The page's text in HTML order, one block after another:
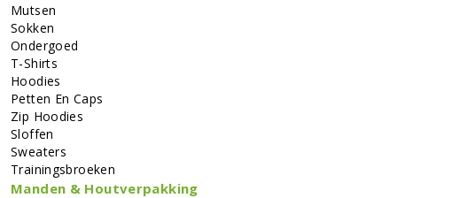
Mutsen
Sokken
Ondergoed
T-Shirts
Hoodies
Petten En Caps
Zip Hoodies
Sloffen
Sweaters
Trainingsbroeken
Manden & Houtverpakking